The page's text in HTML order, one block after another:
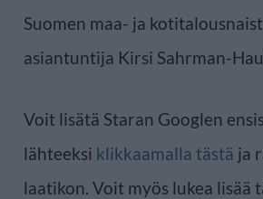
Suomen maa- ja
asiantuntija Kirsi Sahrman-
Voit lisätä Staran Googlen
lähteeksi klikkaamalla tästä ja
laatikon. Voit myös lukea lisää